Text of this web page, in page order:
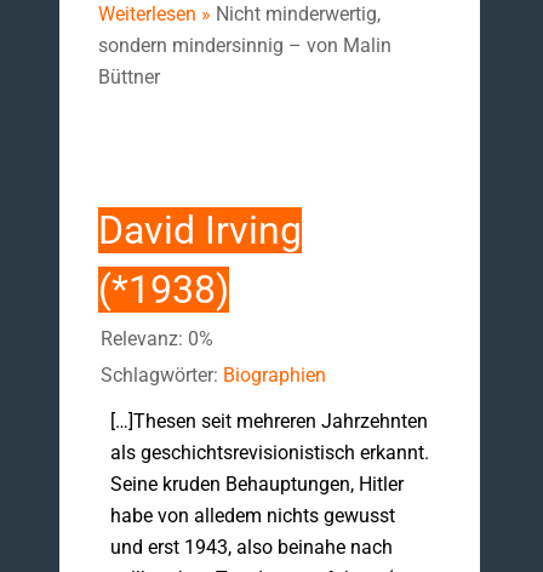
Weiterlesen » Nicht minderwertig,
sondern mindersinnig – von Malin
Büttner
David Irving
(*1938)
Relevanz: 0%
Schlagwörter: Biographien
[…]Thesen seit mehreren Jahrzehnten
als geschichtsrevisionistisch erkannt.
Seine kruden Behauptungen, Hitler
habe von alledem nichts gewusst
und erst 1943, also beinahe nach